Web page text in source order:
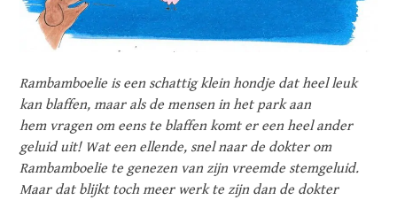
Rambamboelie is een schattig klein hondje dat heel leuk
kan blaffen, maar als de mensen in het parkaan
hemvragen om eens te blaffen komt er een heel ander
geluid uit! Wat een ellende, snel naar de dokter om
Rambamboelie te genezen van zijn vreemde stemgeluid.
Maar dat blijkt toch meer werk te zijn dan de dokter